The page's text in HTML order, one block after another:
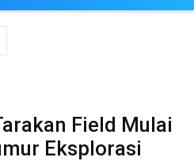
Field Mulai
Eksplorasi